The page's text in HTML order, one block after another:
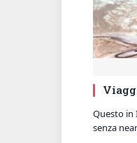
Questo in
senza